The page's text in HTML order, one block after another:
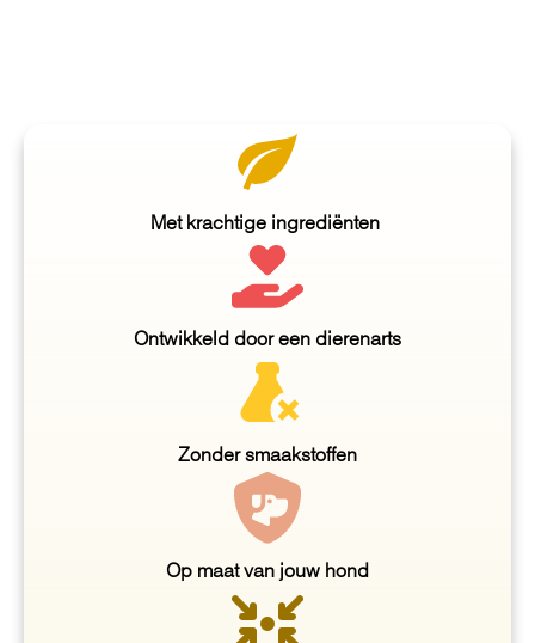
Met krachtige ingrediënten
Ontwikkeld door een dierenarts
Zonder smaakstoffen
Op maat van jouw hond